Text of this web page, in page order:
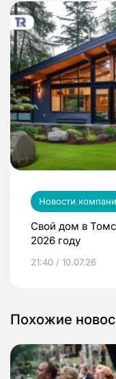
Новости
Свой дом в
2026 году
21:40 / 10.07.26
Похожие